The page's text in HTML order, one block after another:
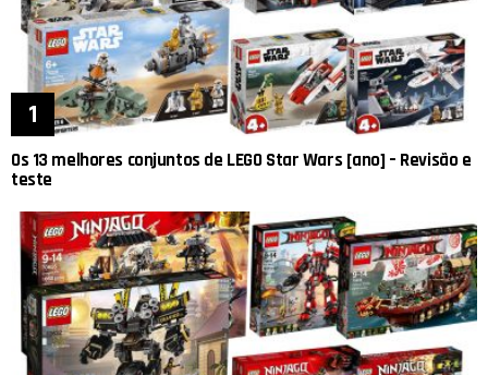
Os 13 melhores conjuntos de LEGO Star Wars [ano] – Revisão e
teste